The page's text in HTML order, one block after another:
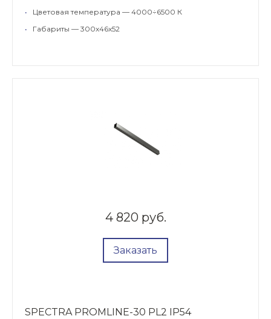
•
Цветовая температура — 4000÷6500 К
•
Габариты — 300х46х52
4 820 руб.
Заказать
SPECTRA PROMLINE-30 PL2 IP54